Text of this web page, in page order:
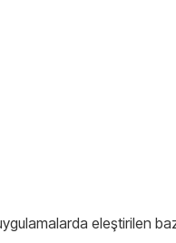
eleştirilen